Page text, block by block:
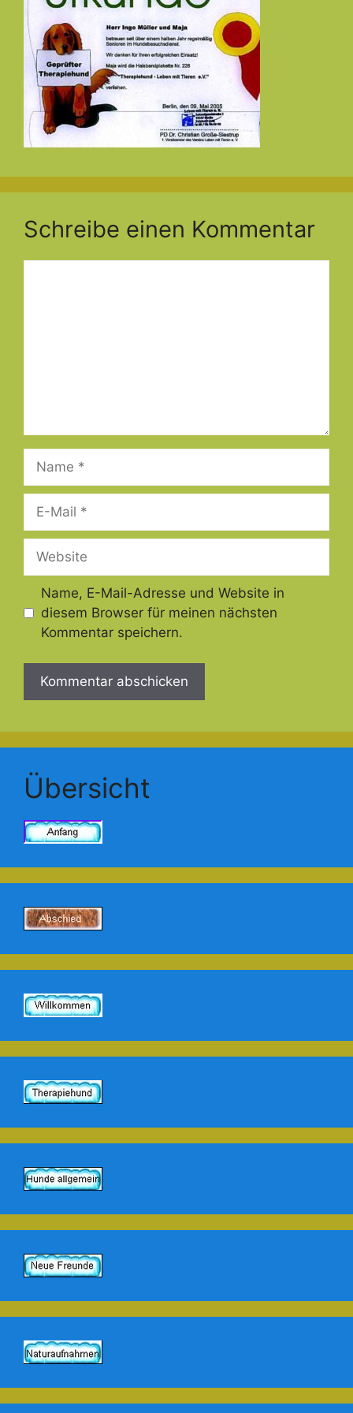
Schreibe einen Kommentar
Name
Website
Name, E-Mail-Adresse und Website in
diesem Browser für meinen nächsten
Kommentar speichern.
Übersicht